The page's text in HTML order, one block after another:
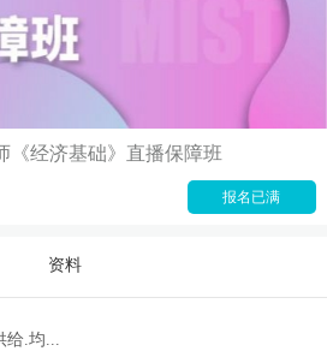
《经济基础》直播保障班
报名已满
资料
给.均...